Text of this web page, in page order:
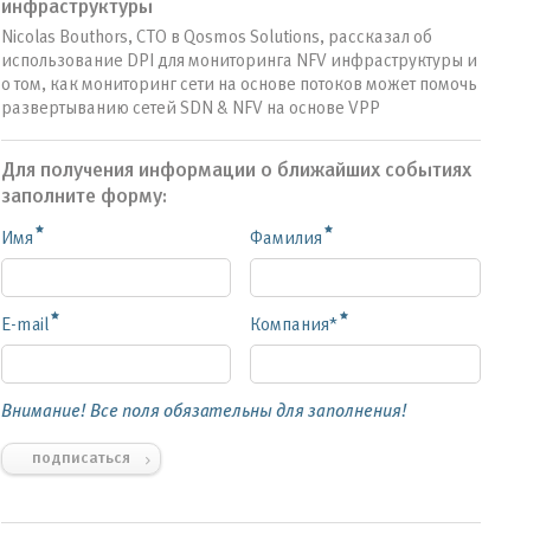
инфраструктуры
Nicolas Bouthors, CTO в Qosmos Solutions, рассказал об
использование DPI для мониторинга NFV инфраструктуры и
о том, как мониторинг сети на основе потоков может помочь
развертыванию сетей SDN & NFV на основе VPP
Для получения информации о ближайших событиях
заполните форму:
Имя
E-mail
Фамилия
Компания*
Внимание! Все поля обязательны для заполнения!
подписаться